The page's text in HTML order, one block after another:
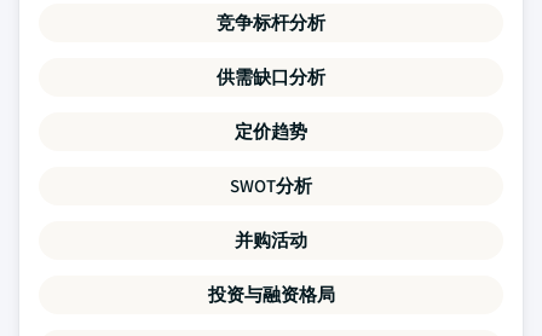
竞争标杆分析
供需缺口分析
定价趋势
SWOT分析
并购活动
投资与融资格局